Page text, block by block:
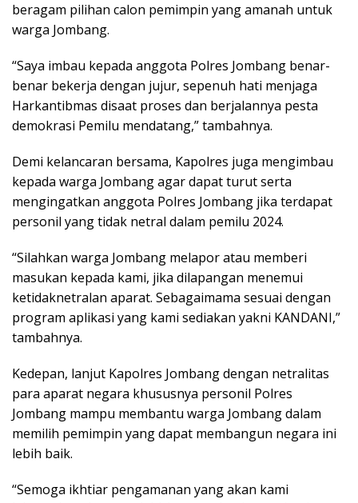
beragam pilihan calon pemimpin yang amanah untuk
warga Jombang.
“Saya imbau kepada anggota Polres Jombang benar-
benar bekerja dengan jujur, sepenuh hati menjaga
Harkantibmas disaat proses dan berjalannya pesta
demokrasi Pemilu mendatang,” tambahnya.
Demi kelancaran bersama, Kapolres juga mengimbau
kepada warga Jombang agar dapat turut serta
mengingatkan anggota Polres Jombang jika terdapat
personil yang tidak netral dalam pemilu 2024.
“Silahkan warga Jombang melapor atau memberi
masukan kepada kami, jika dilapangan menemui
ketidaknetralan aparat. Sebagaimama sesuai dengan
program aplikasi yang kami sediakan yakni KANDANI,”
tambahnya.
Kedepan, lanjut Kapolres Jombang dengan netralitas
para aparat negara khususnya personil Polres
Jombang mampu membantu warga Jombang dalam
memilih pemimpin yang dapat membangun negara ini
lebih baik.
“Semoga ikhtiar pengamanan yang akan kami